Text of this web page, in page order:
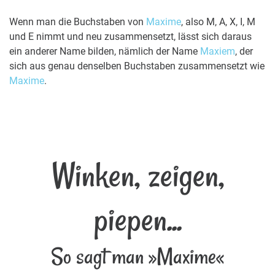
Wenn man die Buchstaben von Maxime, also M, A, X, I, M
und E nimmt und neu zusammensetzt, lässt sich daraus
ein anderer Name bilden, nämlich der Name Maxiem, der
sich aus genau denselben Buchstaben zusammensetzt wie
Maxime.
Winken, zeigen,
piepen...
So sagt man »Maxime«